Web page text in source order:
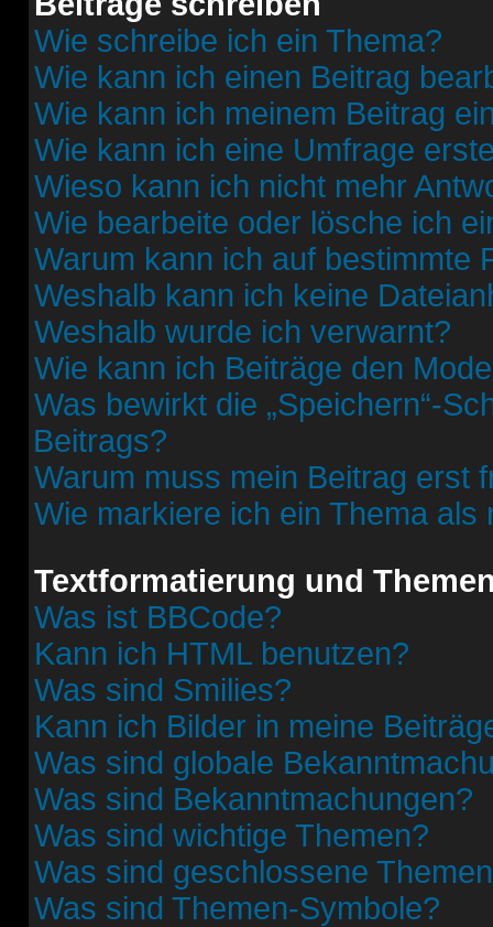
Wie schreibe ich ein Thema?
Wie kann ich einen Beitrag
Wie kann ich meinem Beitrag
Wie kann ich eine Umfrage
Wieso kann ich nicht mehr
Wie bearbeite oder lösche ich
Warum kann ich auf bestimmte
Weshalb kann ich keine
Weshalb wurde ich verwarnt?
Wie kann ich Beiträge den
Was bewirkt die „Speichern“-
Beitrags?
Warum muss mein Beitrag erst
Wie markiere ich ein Thema als
Textformatierung und
Was ist BBCode?
Kann ich HTML benutzen?
Was sind Smilies?
Kann ich Bilder in meine
Was sind globale
Was sind Bekanntmachungen?
Was sind wichtige Themen?
Was sind geschlossene
Was sind Themen-Symbole?